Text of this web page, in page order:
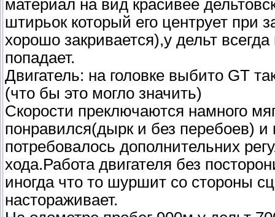
материал на вид красивее
штирьок который его центрует при
хорошо закривается),у дельт
попадает.
Двигатель: на головке выбито GT
(что бы это могло значить)
Скорости преключаются намного
понравился(дырк и без перебоев) и
потребовалось дополнительних
хода.Работа двигателя без
иногда что то шуршит со стороны
настораживает.